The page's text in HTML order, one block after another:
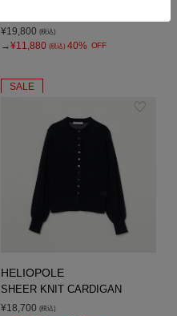
¥19,800 (税込)
→¥11,880 (税込) 40% OFF
SALE
HELIOPOLE
SHEER KNIT CARDIGAN
¥18,700 (税込)